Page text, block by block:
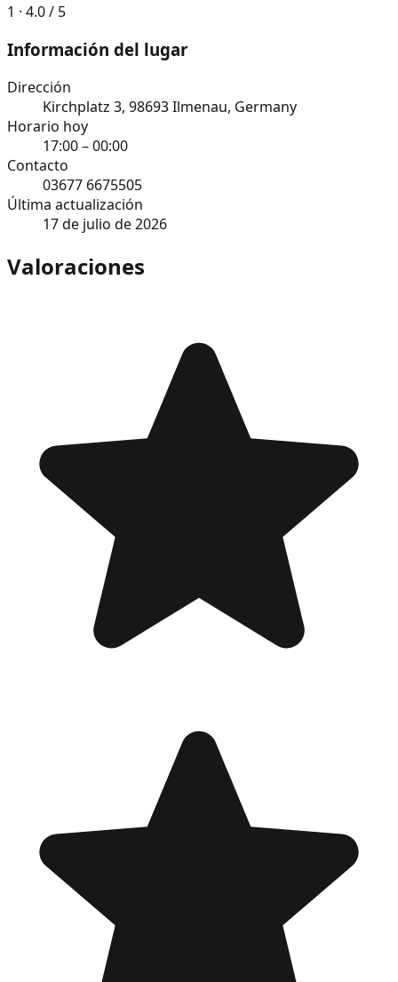
1 · 4.0 / 5
Información del lugar
Dirección
Kirchplatz 3, 98693 Ilmenau, Germany
Horario hoy
17:00 – 00:00
Contacto
03677 6675505
Última actualización
17 de julio de 2026
Valoraciones